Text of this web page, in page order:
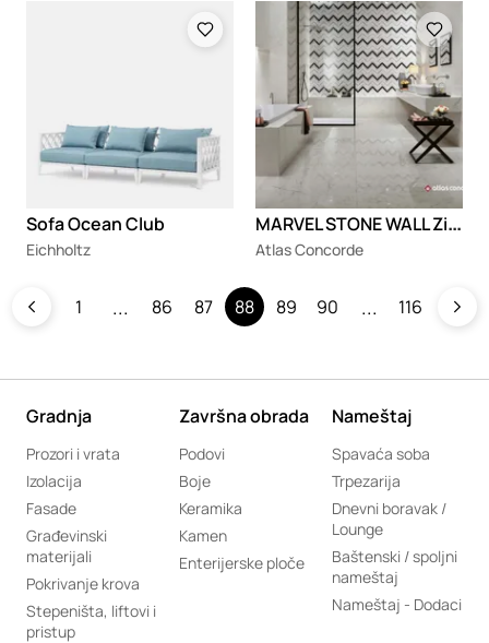
Sofa Ocean Club
Eichholtz
Loading
M
ARVEL STONE WALL Zidne obloge od porcelanskog kamena sa efektom mermera
Atlas Concorde
1 86 87 88 89 90 116
Gradnja
Prozori i vrata
Izolacija
Fasade
Građevinski
materijali
Pokrivanje krova
Stepeništa, liftovi i
pristup
Završna obrada
Podovi
Boje
Keramika
Kamen
Enterijerske ploče
Nameštaj
Spavaća soba
Trpezarija
Dnevni boravak /
Lounge
Baštenski / spoljni
nameštaj
Nameštaj - Dodaci